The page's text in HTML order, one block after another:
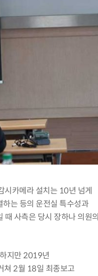
시카메라 설치는 10년 넘게
하는 등의 운전실 특수성과
사측은 당시 장하나 의원의
하지만 2019년
쳐 2월 18일 최종보고